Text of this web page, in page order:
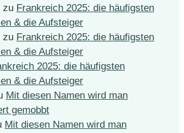
zu Frankreich 2025: die häufigsten
& die Aufsteiger
zu Frankreich 2025: die häufigsten
& die Aufsteiger
2025: die häufigsten
& die Aufsteiger
Mit diesen Namen wird man
gemobbt
Mit diesen Namen wird man